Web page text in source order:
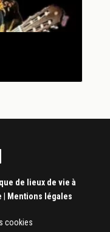
de lieux de vie à
Mentions légales
cookies